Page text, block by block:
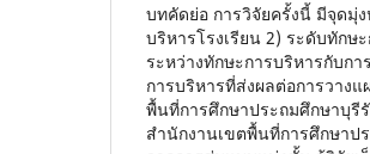
บทคัดย่อ การวิจัยครั้งนี้ มีจุดมุ่
บริหารโรงเรียน 2) ระดับทักษ
ระหว่างทักษะการบริหารกับก
การบริหารที่ส่งผลต่อการวาง
พื้นที่การศึกษาประถมศึกษาบุรี
สำนักงานเขตพื้นที่การศึกษาป